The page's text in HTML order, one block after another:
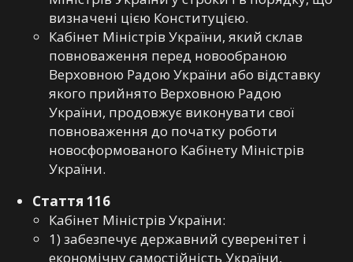
визначені цією Конституцією.
Кабінет Міністрів України, який склав
повноваження перед новообраною
Верховною Радою України або відставку
якого прийнято Верховною Радою
України, продовжує виконувати свої
повноваження до початку роботи
новосформованого Кабінету Міністрів
України.
Стаття 116
Кабінет Міністрів України:
1) забезпечує державний суверенітет і
економічну самостійність України,